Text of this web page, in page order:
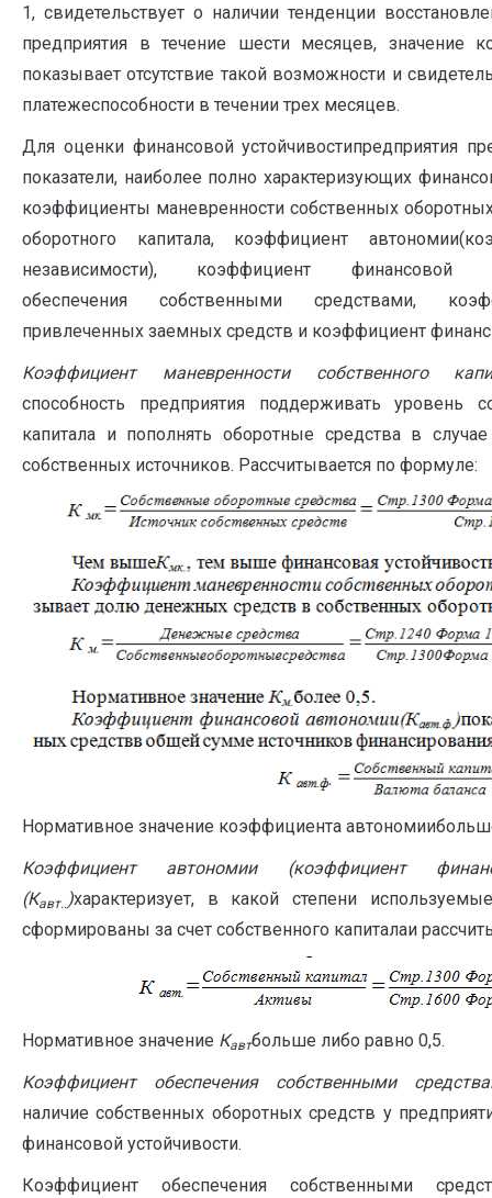
1, свидетельствует о наличии тенденции
предприятия в течение шести месяцев, значение
показывает отсутствие такой возможности и
платежеспособности в течении трех месяцев.
Для оценки финансовой устойчивостипредприятия
показатели, наиболее полно характеризующих
коэффициенты маневренности собственных
оборотного капитала, коэффициент
независимости), коэффициент финансовой
обеспечения собственными средствами,
привлеченных заемных средств и коэффициент
Коэффициент маневренности собственного
способность предприятия поддерживать уровень
капитала и пополнять оборотные средства в
собственных источников. Рассчитывается по формуле:
Нормативное значение коэффициента
Коэффициент автономии (коэффициент
(Кавт..)характеризует, в какой степени
сформированы за счет собственного капиталаи
Нормативное значение Кавтбольше либо равно 0,5.
Коэффициент обеспечения собственными
наличие собственных оборотных средств у
финансовой устойчивости.
Коэффициент обеспечения собственными